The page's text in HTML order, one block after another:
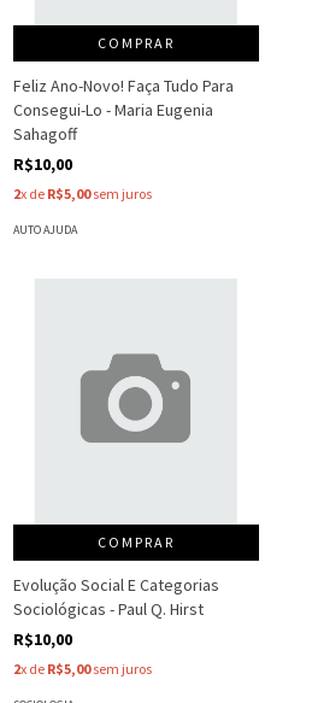
COMPRAR
Feliz Ano-Novo! Faça Tudo Para
Consegui-Lo - Maria Eugenia
Sahagoff
R$10,00
2x de R$5,00sem juros
AUTO AJUDA
COMPRAR
Evolução Social E Categorias
Sociológicas - Paul Q. Hirst
R$10,00
2x de R$5,00sem juros